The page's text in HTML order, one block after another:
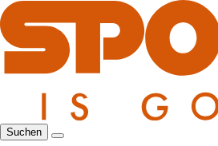
Suchen